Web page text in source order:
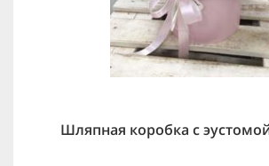
Шляпная коробка с